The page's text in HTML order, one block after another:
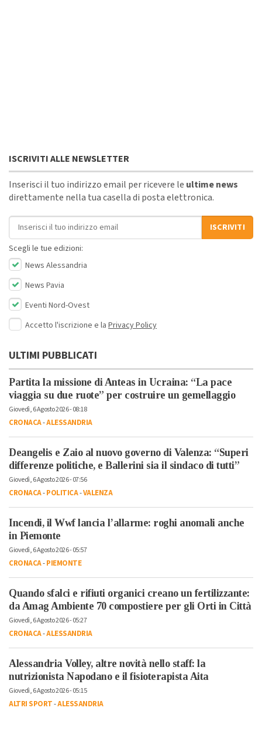
ISCRIVITI ALLE NEWSLETTER
Inserisci il tuo indirizzo email per ricevere le ultime news
direttamente nella tua casella di posta elettronica.
Indirizzo email
ISCRIVITI
Scegli le tue edizioni:
News Alessandria
News Pavia
Eventi Nord-Ovest
Accetto l'iscrizione e la Privacy Policy
ULTIMI PUBBLICATI
Partita la missione di Anteas in Ucraina: “La pace
viaggia su due ruote” per costruire un gemellaggio
Giovedì, 6 Agosto 2026 - 08:18
CRONACA-ALESSANDRIA
Deangelis e Zaio al nuovo governo di Valenza: “Superi
differenze politiche, e Ballerini sia il sindaco di tutti”
Giovedì, 6 Agosto 2026 - 07:56
CRONACA-POLITICA-VALENZA
Incendi, il Wwf lancia l’allarme: roghi anomali anche
in Piemonte
Giovedì, 6 Agosto 2026 - 05:57
CRONACA-PIEMONTE
Quando sfalci e rifiuti organici creano un fertilizzante:
da Amag Ambiente 70 compostiere per gli Orti in Città
Giovedì, 6 Agosto 2026 - 05:27
CRONACA-ALESSANDRIA
Alessandria Volley, altre novità nello staff: la
nutrizionista Napodano e il fisioterapista Aita
Giovedì, 6 Agosto 2026 - 05:15
ALTRI SPORT-ALESSANDRIA